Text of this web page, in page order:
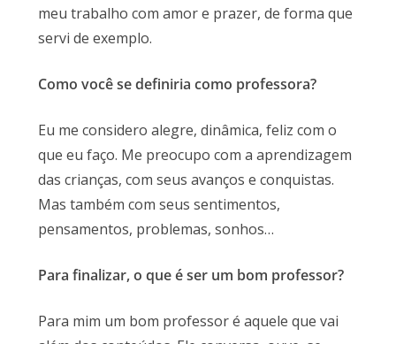
meu trabalho com amor e prazer, de forma que
servi de exemplo.
Como você se definiria como professora?
Eu me considero alegre, dinâmica, feliz com o
que eu faço. Me preocupo com a aprendizagem
das crianças, com seus avanços e conquistas.
Mas também com seus sentimentos,
pensamentos, problemas, sonhos…
Para finalizar, o que é ser um bom professor?
Para mim um bom professor é aquele que vai